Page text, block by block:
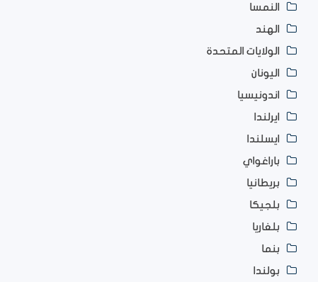
النمسا
الهند
الولايات المتحدة
اليونان
اندونيسيا
ايرلندا
ايسلندا
باراغواي
بريطانيا
بلجيكا
بلغاريا
بنما
بولندا